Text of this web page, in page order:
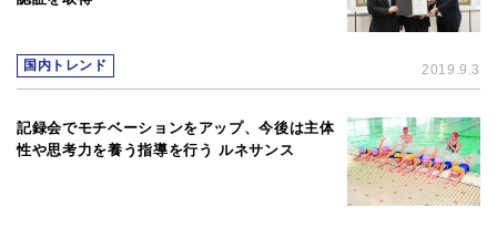
国内トレンド 2019.9.3
記録会でモチベーションをアップ、今後は主体
性や思考力を養う指導を行う ルネサンス